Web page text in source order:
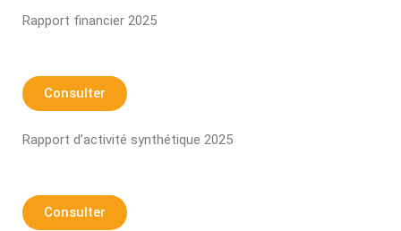
Rapport financier 2025
Consulter
Rapport d’activité synthétique 2025
Consulter